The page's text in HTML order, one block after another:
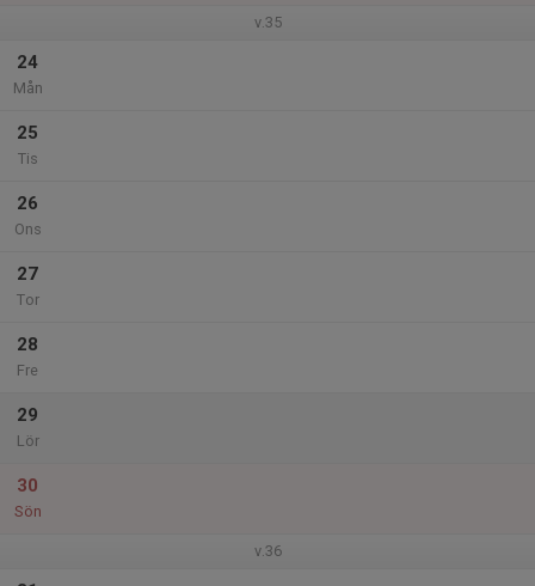
v.35
24
Mån
25
Tis
26
Ons
27
Tor
28
Fre
29
Lör
30
Sön
v.36